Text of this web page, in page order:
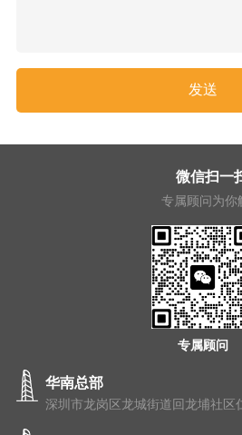
专属顾问
微信扫一
专属顾问为你
华南总部
深圳市龙岗区龙城街道回龙埔社区